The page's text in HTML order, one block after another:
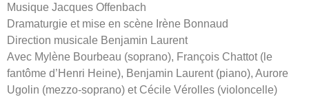
Musique Jacques Offenbach
Dramaturgie et mise en scène Irène Bonnaud
Direction musicale Benjamin Laurent
Avec Mylène Bourbeau (soprano), François Chattot (le
fantôme d’Henri Heine), Benjamin Laurent (piano), Aurore
Ugolin (mezzo-soprano) et Cécile Vérolles (violoncelle)